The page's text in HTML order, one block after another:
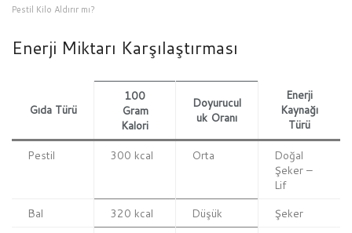
Pestil Kilo Aldırır mı?
Enerji Miktarı Karşılaştırması
Gıda Türü
100
Gram
Kalori
Doyurucul
uk Oranı
Enerji
Kaynağı
Türü
Pestil 300 kcal Orta
Doğal
Şeker –
Lif
Bal
320 kcal Düşük
Şeker